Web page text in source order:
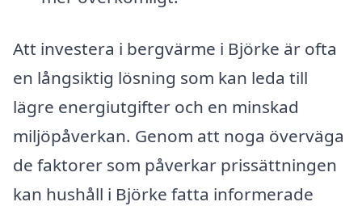
Att investera i bergvärme i Björke är ofta
en långsiktig lösning som kan leda till
lägre energiutgifter och en minskad
miljöpåverkan. Genom att noga överväga
de faktorer som påverkar prissättningen
kan hushåll i Björke fatta informerade